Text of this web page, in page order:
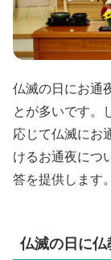
仏滅の日にお通
とが多いです。
応じて仏滅にお
けるお通夜につ
答を提供します。
仏滅の日に